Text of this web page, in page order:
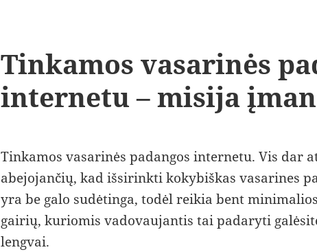
Tinkamos vasarinės
internetu – misija
Tinkamos vasarinės padangos internetu. Vis dar
abejojančių, kad išsirinkti kokybiškas vasarines
yra be galo sudėtinga, todėl reikia bent
gairių, kuriomis vadovaujantis tai padaryti
lengvai.